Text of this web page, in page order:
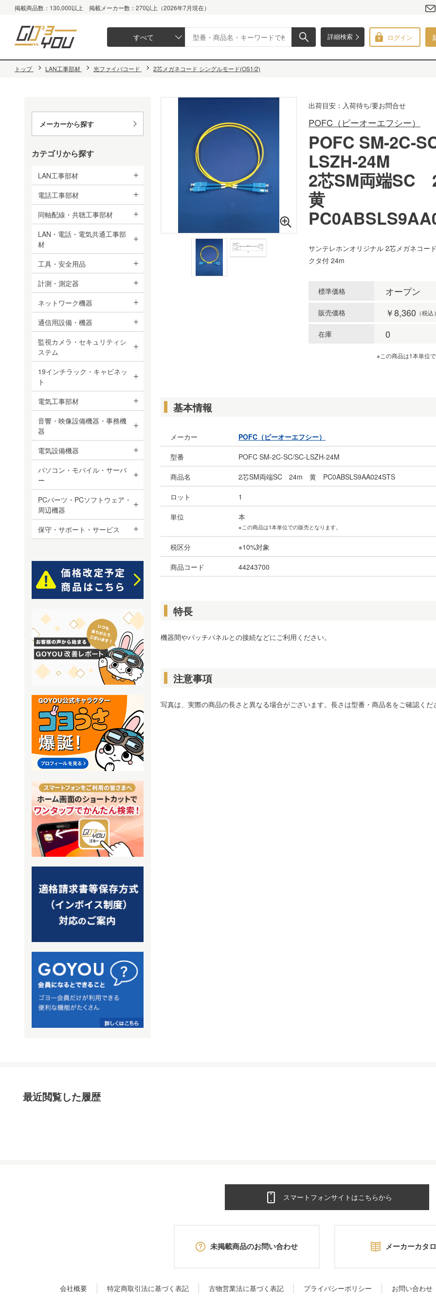
掲載商品数：130,000以上 掲載メーカー数：270以上（2026年7月現在）
詳細検索
すべて ログイン
トップ LAN工事部材 光ファイバコード 2芯メガネコード シングルモード(OS1/2)
出荷目安：入荷待ち/要お問合せ
POFC（ピーオーエフシー）
POFC SM-2C-
LSZH-24M
2芯SM両端
黄
サンテレホンオリジナル 2芯メガネコー
クタ付 24m
標準価格 オープン
販売価格 ￥8,360 （税込
在庫 0
※この商品は1本単位
基本情報
メーカー POFC（ピーオーエフシー）
型番 POFC SM-2C-SC/SC-LSZH-24M
商品名 2芯SM両端SC 24m 黄 PC0ABSLS9AA024STS
ロット 1
単位 本
※この商品は1本単位での販売となります。
税区分 ※10%対象
商品コード 44243700
特長
機器間やパッチパネルとの接続などにご利用ください。
注意事項
写真は、実際の商品の長さと異なる場合がございます。長さは型番・商品名をご確認くだ
メーカーから探す
カテゴリから探す
LAN工事部材
電話工事部材
同軸配線・共聴工事部材
LAN・電話・電気共通工事部
材
工具・安全用品
計測・測定器
ネットワーク機器
通信用設備・機器
監視カメラ・セキュリティシ
ステム
19インチラック・キャビネッ
ト
電気工事部材
音響・映像設備機器・事務機
器
電気設備機器
パソコン・モバイル・サーバ
ー
PCパーツ・PCソフトウェア・
周辺機器
保守・サポート・サービス
最近閲覧した履歴
スマートフォンサイトはこちらから
未掲載商品のお問い合わせ メーカーカタ
会社概要 特定商取引法に基づく表記 古物営業法に基づく表記 プライバシーポリシー お問い合わせ